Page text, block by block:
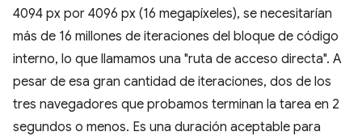
4094 px por 4096 px (16 megapíxeles), se necesitarían
más de 16 millones de iteraciones del bloque de código
interno, lo que llamamos una "ruta de acceso directa". A
pesar de esa gran cantidad de iteraciones, dos de los
tres navegadores que probamos terminan la tarea en 2
segundos o menos. Es una duración aceptable para